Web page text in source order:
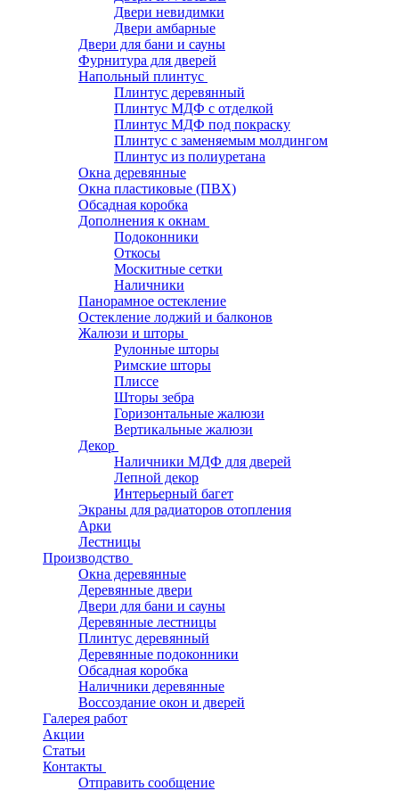
Двери невидимки
Двери амбарные
Двери для бани и сауны
Фурнитура для дверей
Напольный плинтус
Плинтус деревянный
Плинтус МДФ с отделкой
Плинтус МДФ под покраску
Плинтус с заменяемым молдингом
Плинтус из полиуретана
Окна деревянные
Окна пластиковые (ПВХ)
Обсадная коробка
Дополнения к окнам
Подоконники
Откосы
Москитные сетки
Наличники
Панорамное остекление
Остекление лоджий и балконов
Жалюзи и шторы
Рулонные шторы
Римские шторы
Плиссе
Шторы зебра
Горизонтальные жалюзи
Вертикальные жалюзи
Декор
Наличники МДФ для дверей
Лепной декор
Интерьерный багет
Экраны для радиаторов отопления
Арки
Лестницы
Производство
Окна деревянные
Деревянные двери
Двери для бани и сауны
Деревянные лестницы
Плинтус деревянный
Деревянные подоконники
Обсадная коробка
Наличники деревянные
Воссоздание окон и дверей
Галерея работ
Акции
Статьи
Контакты
Отправить сообщение